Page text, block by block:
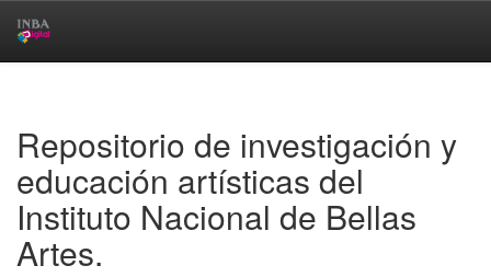
Repositorio de investigación y
educación artísticas del
Instituto Nacional de Bellas
Artes.